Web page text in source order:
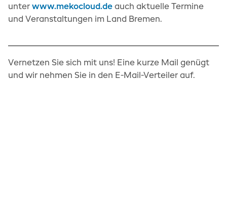
unterwww.mekocloud.de auch aktuelle Termine
und Veranstaltungen im Land Bremen.
Vernetzen Sie sich mit uns! Eine kurze Mail genügt
und wir nehmen Sie in den E-Mail-Verteiler auf.